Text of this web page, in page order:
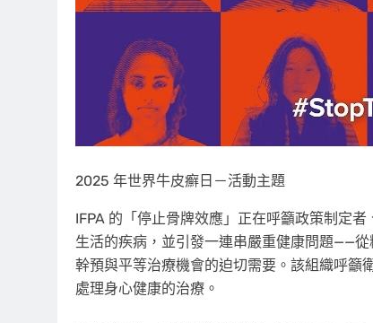
2025 年世界牛皮癬日－活動主題
IFPA 的「停止骨牌效應」正在呼籲政策制定
生活的疾病，並引發一連串嚴重健康問題——
幹預與平等治療機會的迫切需要。該組織呼籲
處理身心健康的治療。